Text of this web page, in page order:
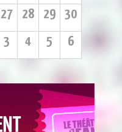
27 28 29
30
3 4 5 6